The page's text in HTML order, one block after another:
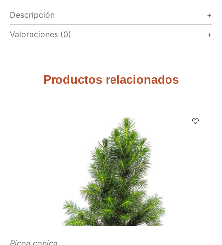
Descripción
Valoraciones (0)
Productos relacionados
Picea conica